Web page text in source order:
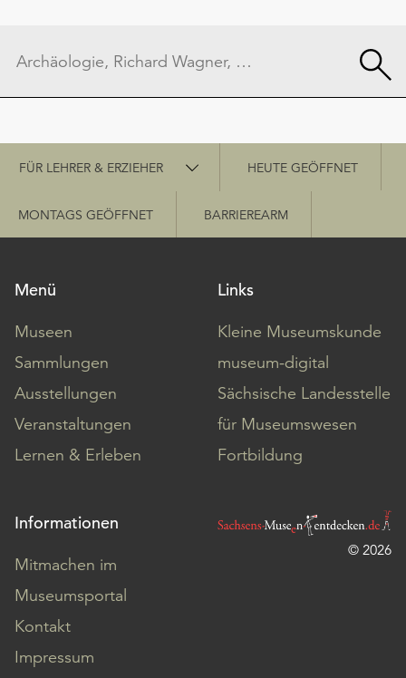
Schnellzugriff
FÜR LEHRER & ERZIEHER HEUTE GEÖFFNET
MONTAGS GEÖFFNET BARRIEREARM
Menü
Museen
Sammlungen
Ausstellungen
Veranstaltungen
Lernen & Erleben
Links
Kleine Museumskunde
museum-digital
Sächsische Landesstelle
für Museumswesen
Fortbildung
Informationen
Mitmachen im
Museumsportal
Kontakt
Impressum
© 2026